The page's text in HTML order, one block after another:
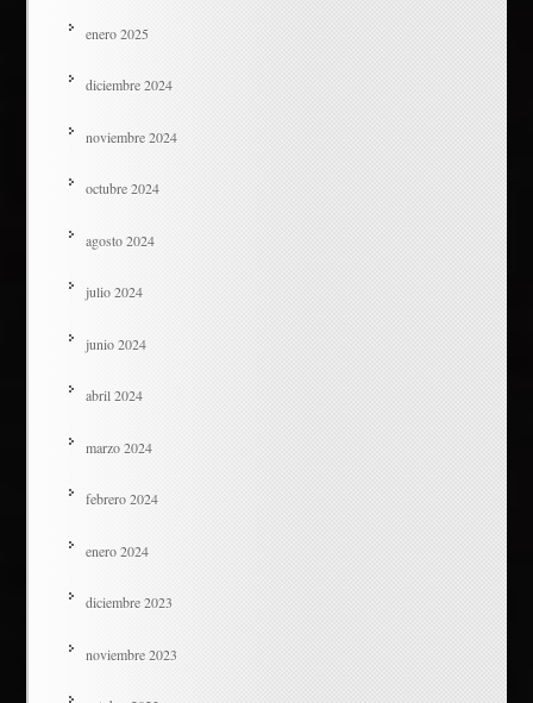
enero 2025
diciembre 2024
noviembre 2024
octubre 2024
agosto 2024
julio 2024
junio 2024
abril 2024
marzo 2024
febrero 2024
enero 2024
diciembre 2023
noviembre 2023